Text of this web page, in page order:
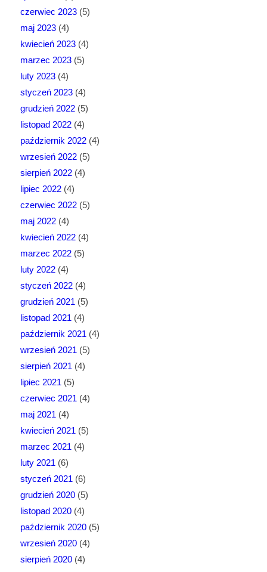
czerwiec 2023(5)
maj 2023(4)
kwiecień 2023(4)
marzec 2023(5)
luty 2023(4)
styczeń 2023(4)
grudzień 2022(5)
listopad 2022(4)
październik 2022(4)
wrzesień 2022(5)
sierpień 2022(4)
lipiec 2022(4)
czerwiec 2022(5)
maj 2022(4)
kwiecień 2022(4)
marzec 2022(5)
luty 2022(4)
styczeń 2022(4)
grudzień 2021 (5)
listopad 2021 (4)
październik 2021 (4)
wrzesień 2021 (5)
sierpień 2021 (4)
lipiec 2021 (5)
czerwiec 2021 (4)
maj 2021 (4)
kwiecień 2021 (5)
marzec 2021 (4)
luty 2021 (6)
styczeń 2021 (6)
grudzień 2020(5)
listopad 2020(4)
październik 2020(5)
wrzesień 2020(4)
sierpień 2020(4)